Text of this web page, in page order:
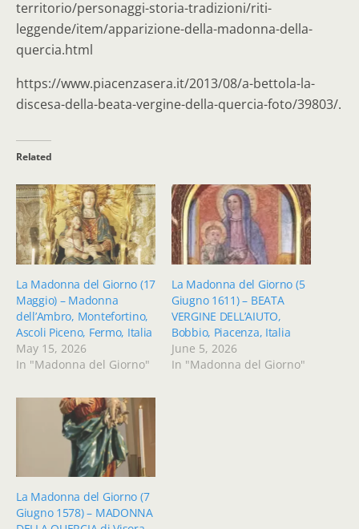
territorio/personaggi-storia-tradizioni/riti-
leggende/item/apparizione-della-madonna-della-
quercia.html
https://www.piacenzasera.it/2013/08/a-bettola-la-
discesa-della-beata-vergine-della-quercia-foto/39803/.
Related
La Madonna del Giorno (17
Maggio) – Madonna
dell’Ambro, Montefortino,
Ascoli Piceno, Fermo, Italia
May 15, 2026
In "Madonna del Giorno"
La Madonna del Giorno (5
Giugno 1611) – BEATA
VERGINE DELL’AIUTO,
Bobbio, Piacenza, Italia
June 5, 2026
In "Madonna del Giorno"
La Madonna del Giorno (7
Giugno 1578) – MADONNA